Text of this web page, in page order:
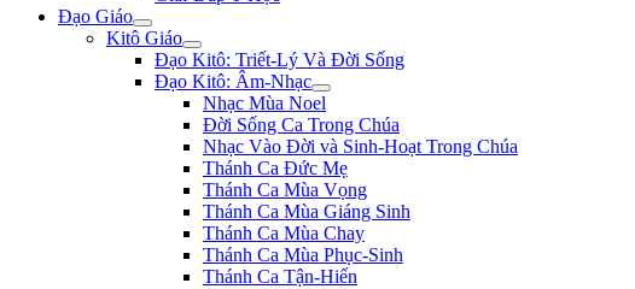
Đạo Giáo
Kitô Giáo
Đạo Kitô: Triết-Lý Và Đời Sống
Đạo Kitô: Âm-Nhạc
Nhạc Mùa Noel
Đời Sống Ca Trong Chúa
Nhạc Vào Đời và Sinh-Hoạt Trong Chúa
Thánh Ca Đức Mẹ
Thánh Ca Mùa Vọng
Thánh Ca Mùa Giáng Sinh
Thánh Ca Mùa Chay
Thánh Ca Mùa Phục-Sinh
Thánh Ca Tận-Hiến